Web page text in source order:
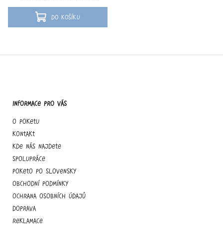
Do košíku
Informace pro vás
O Poketu
Kontakt
Kde nás najdete
Spolupráce
Poketo po slovensky
Obchodní podmínky
Ochrana osobních údajů
Doprava
Reklamace